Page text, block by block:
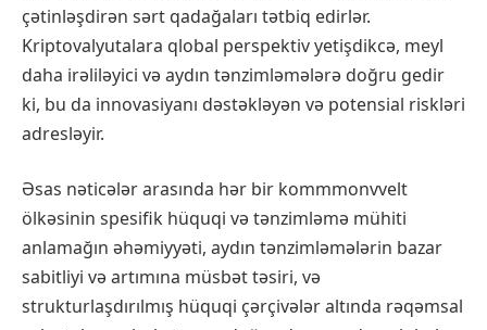
çətinləşdirən sərt qadağaları tətbiq edirlər.
Kriptovalyutalara qlobal perspektiv yetişdikcə, meyl
daha irəliləyici və aydın tənzimləmələrə doğru gedir
ki, bu da innovasiyanı dəstəkləyən və potensial riskləri
adresləyir.
Əsas nəticələr arasında hər bir kommmonvvelt
ölkəsinin spesifik hüquqi və tənzimləmə mühiti
anlamağın əhəmiyyəti, aydın tənzimləmələrin bazar
sabitliyi və artımına müsbət təsiri, və
strukturlaşdırılmış hüquqi çərçivələr altında rəqəmsal